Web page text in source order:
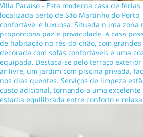
Villa Paraíso - Esta moderna casa de
localizada perto de São Martinho do
confortável e luxuosa. Situada numa
proporciona paz e privacidade. A casa
de habitação no rés-do-chão, com
decorada com sofás confortáveis e uma
equipada. Destaca-se pelo terraço
ar livre, um jardim com piscina privada,
nos dias quentes. Serviços de limpeza
custo adicional, tornando-a uma excelente
estadia equilibrada entre conforto e